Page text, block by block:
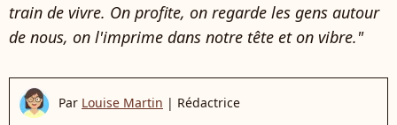
train de vivre. On profite, on regarde les gens autour
de nous, on l'imprime dans notre tête et on vibre."
Par Louise Martin | Rédactrice